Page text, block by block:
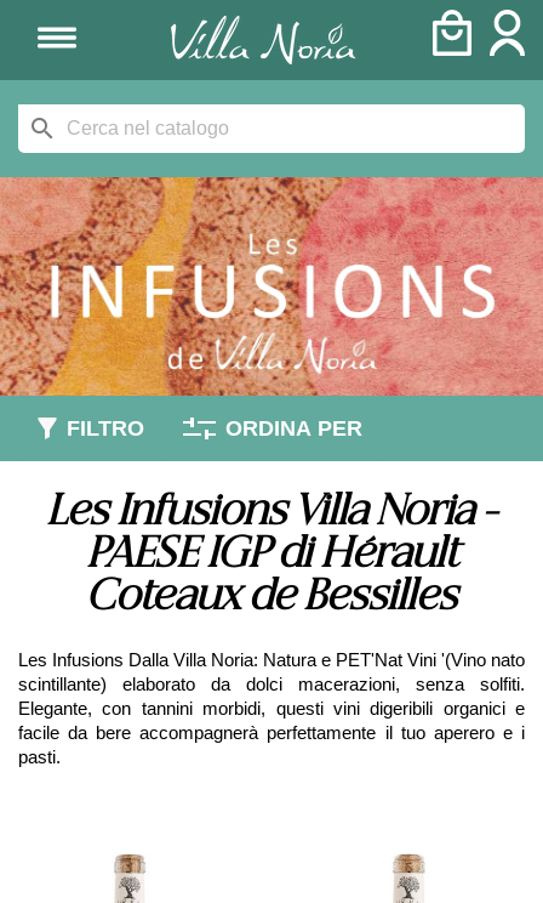
search
FILTRO ORDINA PER
Les Infusions Villa Noria -
PAESE IGP di Hérault
Coteaux de Bessilles
Les Infusions Dalla Villa Noria: Natura e PET'Nat Vini '(Vino nato
scintillante) elaborato da dolci macerazioni, senza solfiti.
Elegante, con tannini morbidi, questi vini digeribili organici e
facile da bere accompagnerà perfettamente il tuo aperero e i
pasti.